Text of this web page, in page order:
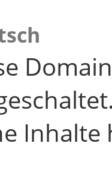
Inhalte